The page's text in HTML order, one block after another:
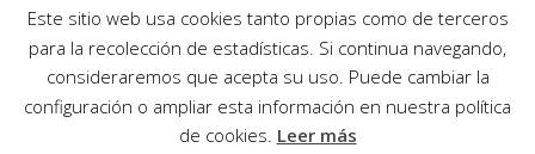
Este sitio web usa cookies tanto propias como de terceros
para la recolección de estadísticas. Si continua navegando,
consideraremos que acepta su uso. Puede cambiar la
configuración o ampliar esta información en nuestra política
de cookies. Leer más